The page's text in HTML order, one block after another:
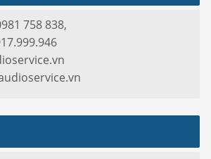
758 838,